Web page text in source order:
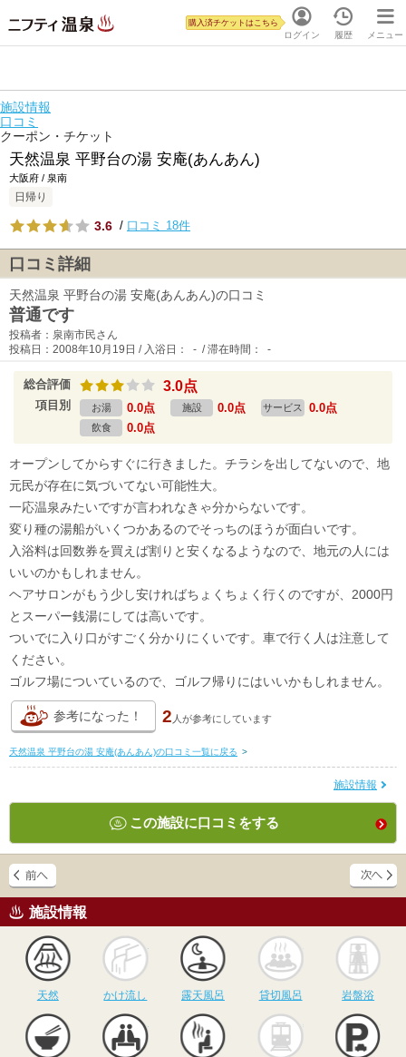
ログイン
購入済チケットはこちら
履歴 メニュー
施設情報
口コミ
クーポン・チケット
天然温泉 平野台の湯 安庵(あんあん)
大阪府 / 泉南
日帰り
3.6 / 口コミ 18件
口コミ詳細
天然温泉 平野台の湯 安庵(あんあん)の口コミ
普通です
投稿者：泉南市民さん
投稿日：2008年10月19日 / 入浴日： - / 滞在時間： -
総合評価 3.0点
項目別 お湯 0.0点 施設 0.0点 サービス 0.0点
飲食 0.0点
オープンしてからすぐに行きました。チラシを出してないので、地
元民が存在に気づいてない可能性大。
一応温泉みたいですが言われなきゃ分からないです。
変り種の湯船がいくつかあるのでそっちのほうが面白いです。
入浴料は回数券を買えば割りと安くなるようなので、地元の人には
いいのかもしれません。
ヘアサロンがもう少し安ければちょくちょく行くのですが、2000円
とスーパー銭湯にしては高いです。
ついでに入り口がすごく分かりにくいです。車で行く人は注意して
ください。
ゴルフ場についているので、ゴルフ帰りにはいいかもしれません。
参考になった！ 2 人が参考にしています
天然温泉 平野台の湯 安庵(あんあん)の口コミ一覧に戻る >
施設情報
この施設に口コミをする
施設情報
天然
かけ流し
かけ流し
露天風呂
露天風呂
貸切風呂
貸切風呂 岩盤浴
サウナ